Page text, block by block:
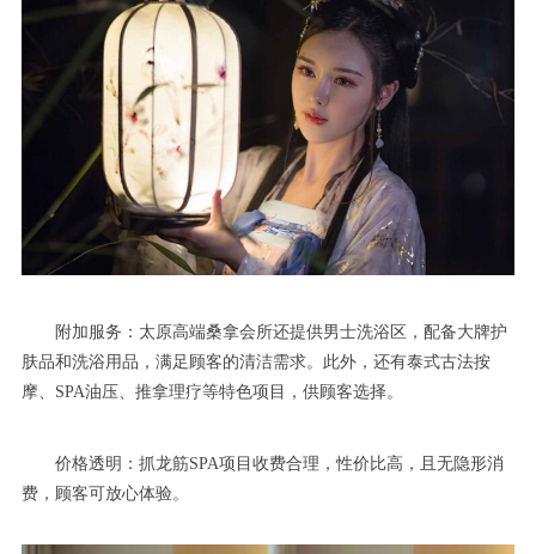
附加服务：太原高端桑拿会所还提供男士洗浴区，配备大牌护
肤品和洗浴用品，满足顾客的清洁需求。此外，还有泰式古法按
摩、SPA油压、推拿理疗等特色项目，供顾客选择。
价格透明：抓龙筋SPA项目收费合理，性价比高，且无隐形消
费，顾客可放心体验。